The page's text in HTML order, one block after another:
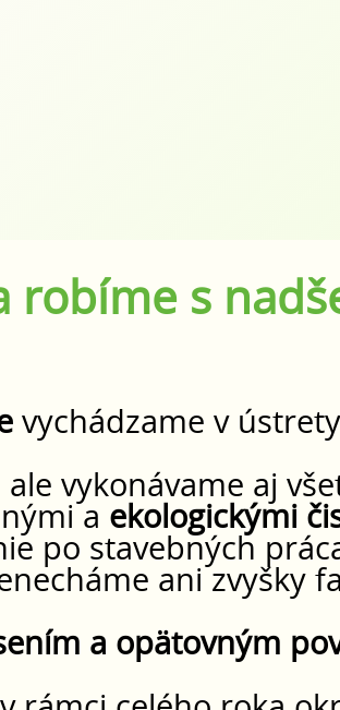
robíme s
vychádzame v
vykonávame aj
a ekologickými
po stavebných
ani zvyšky
a opätovným